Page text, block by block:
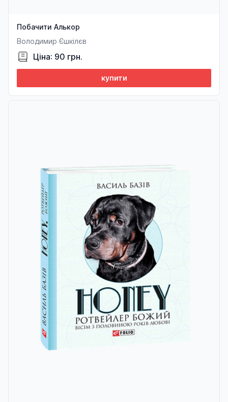
Побачити Алькор
Володимир Єшкілєв
Ціна: 90 грн.
купити